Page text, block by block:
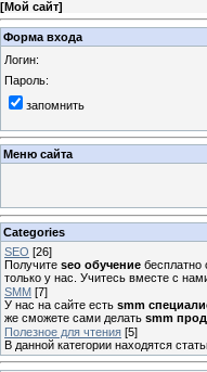
[Мой сайт]
Форма входа
Логин:
Пароль:
запомнить
Меню сайта
Categories
SEO [26]
Получите seo обучение бесплатно
только у нас. Учитесь вместе с
SMM [7]
У нас на сайте есть smm
же сможете сами делать smm
Полезное для чтения [5]
В данной категории находятся